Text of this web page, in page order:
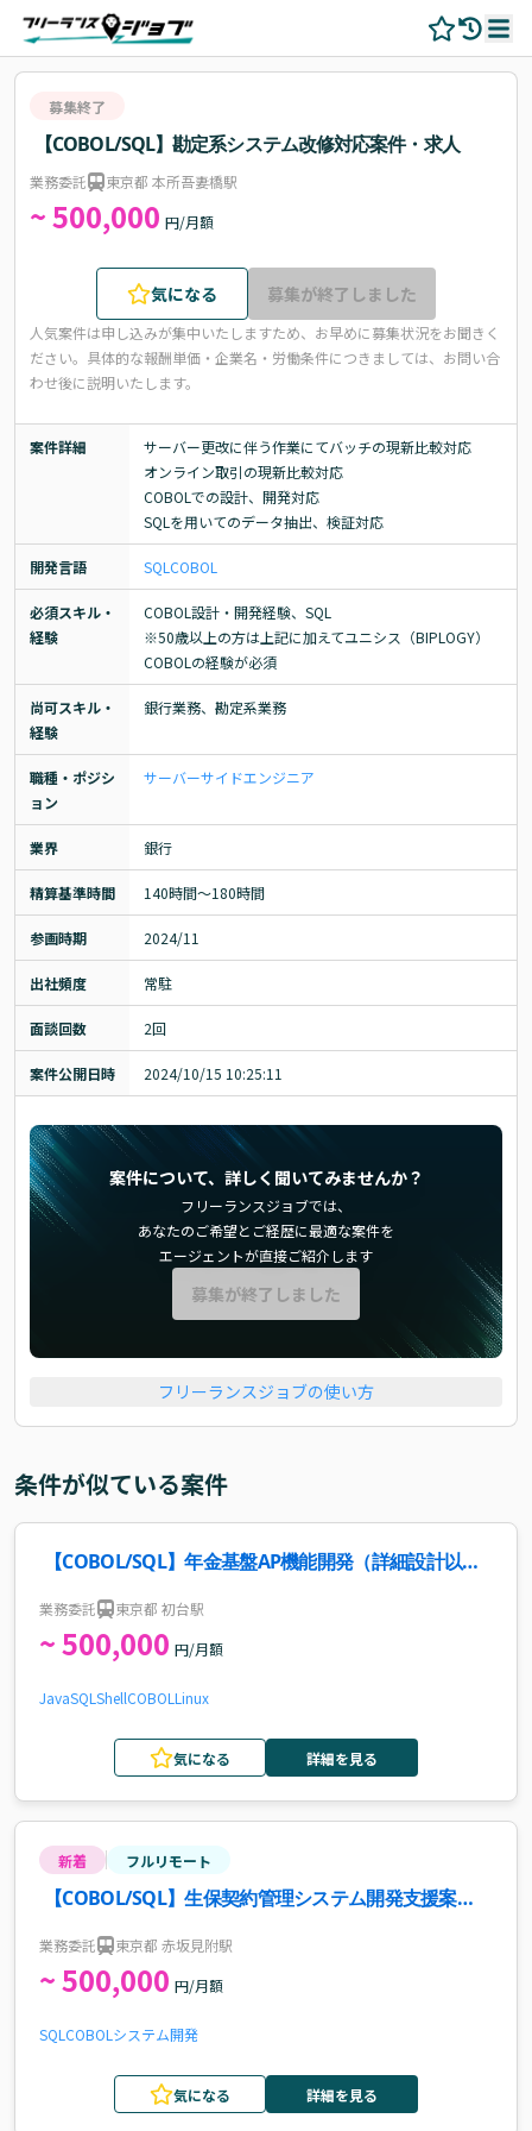
募集終了
【COBOL/SQL】勘定系システム改修対応案件・求人
業務委託 東京都 本所吾妻橋駅
~ 500,000 円/月額
気になる 募集が終了しました
人気案件は申し込みが集中いたしますため、お早めに募集状況をお聞きく
ださい。 具体的な報酬単価・企業名・労働条件につきましては、お問い合
わせ後に説明いたします。
案件詳細
サーバー更改に伴う作業にてバッチの現新比較対応
オンライン取引の現新比較対応
COBOLでの設計、開発対応
SQLを用いてのデータ抽出、検証対応
開発言語 SQL COBOL
必須スキル・
経験
COBOL設計・開発経験、SQL
※50歳以上の方は上記に加えてユニシス（BIPLOGY）
COBOLの経験が必須
尚可スキル・
経験
銀行業務、勘定系業務
職種・ポジシ
ョン
サーバーサイドエンジニア
業界 銀行
精算基準時間 140時間〜180時間
参画時期 2024/11
出社頻度 常駐
面談回数 2回
案件公開日時 2024/10/15 10:25:11
案件について、詳しく聞いてみませんか？
フリーランスジョブでは、
あなたのご希望とご経歴に最適な案件を
エージェントが直接ご紹介します
募集が終了しました
フリーランスジョブの使い方
条件が似ている案件
【COBOL/SQL】年金基盤AP機能開発（詳細設計以
業務委託 東京都 初台駅
~ 500,000 円/月額
JavaSQL ShellCOBOL Linux
気になる 詳細を見る
新着 フルリモート
【COBOL/SQL】生保契約管理システム開発支援案
業務委託 東京都 赤坂見附駅
~ 500,000 円/月額
SQL COBOL システム開発
気になる 詳細を見る